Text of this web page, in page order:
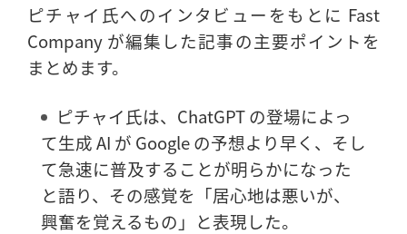
ピチャイ氏へのインタビューをもとに Fast
Company が編集した記事の主要ポイントを
まとめます。
ピチャイ氏は、ChatGPT の登場によっ
て生成 AI が Google の予想より早く、そし
て急速に普及することが明らかになった
と語り、その感覚を「居心地は悪いが、
興奮を覚えるもの」と表現した。